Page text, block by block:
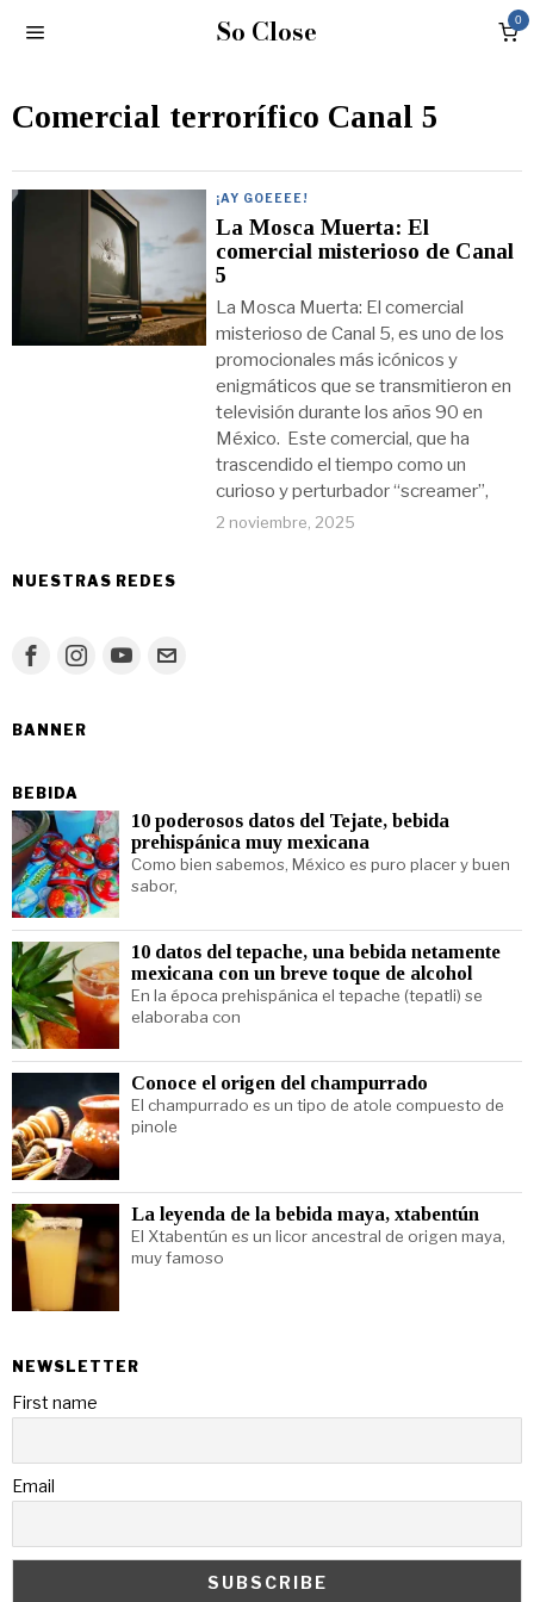
So Close 0
Comercial terrorífico Canal 5
¡AY GOEEEE!
La Mosca Muerta: El
comercial misterioso de Canal
5
La Mosca Muerta: El comercial
misterioso de Canal 5, es uno de los
promocionales más icónicos y
enigmáticos que se transmitieron en
televisión durante los años 90 en
México. Este comercial, que ha
trascendido el tiempo como un
curioso y perturbador “screamer”,
2 noviembre, 2025
NUESTRAS REDES
BANNER
BEBIDA
10 poderosos datos del Tejate, bebida
prehispánica muy mexicana
Como bien sabemos, México es puro placer y buen
sabor,
10 datos del tepache, una bebida netamente
mexicana con un breve toque de alcohol
En la época prehispánica el tepache (tepatli) se
elaboraba con
Conoce el origen del champurrado
El champurrado es un tipo de atole compuesto de
pinole
La leyenda de la bebida maya, xtabentún
El Xtabentún es un licor ancestral de origen maya,
muy famoso
NEWSLETTER
First name
Email